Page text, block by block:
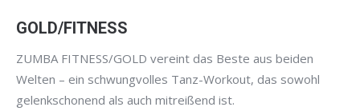
GOLD/FITNESS
ZUMBA FITNESS/GOLD vereint das Beste aus beiden
Welten – ein schwungvolles Tanz-Workout, das sowohl
gelenkschonend als auch mitreißend ist.